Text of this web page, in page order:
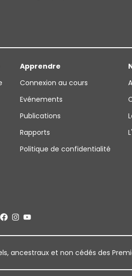
Apprendre
Connexion au cours
Evénements
Publications
Rapports
Politique de confidentialité
ancestraux et non cédés des